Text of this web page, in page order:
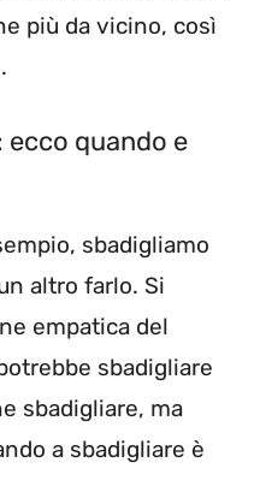
più da vicino, così
ecco quando e
sbadigliamo
altro farlo. Si
empatica del
sbadigliare
sbadigliare, ma
a sbadigliare è